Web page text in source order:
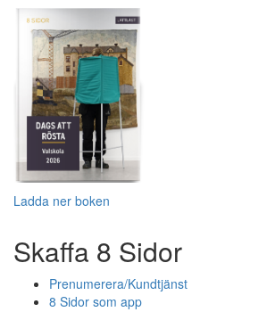
Ladda ner boken
Skaffa 8 Sidor
Prenumerera/Kundtjänst
8 Sidor som app